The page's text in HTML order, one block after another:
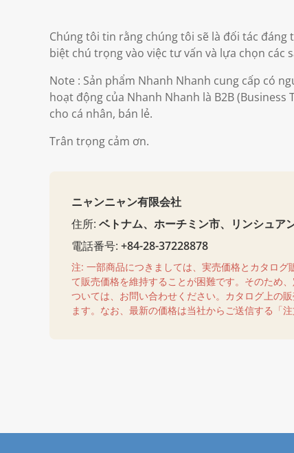
Chúng tôi tin rằng chúng tôi sẽ là đối tác đáng
biệt chú trọng vào việc tư vấn và lựa chọn
Note : Sản phẩm Nhanh Nhanh cung cấp có
hoạt động của Nhanh Nhanh là B2B
cho cá nhân, bán lẻ.
Trân trọng cảm ơn.
ニャンニャン有限会社
住所: ベトナム、ホーチミン市、リンシュア
電話番号: +84-28-37228878
注: 一部商品につきましては、実売価格とカタロ
て販売価格を維持することが困難です。そのため
ついては、お問い合わせください。カタログ上の
ます。なお、最新の価格は当社からご送信する「